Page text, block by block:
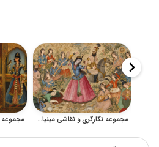
مجموعه نگارگری و نقاشی مینیاتور ایرانی تاریخی